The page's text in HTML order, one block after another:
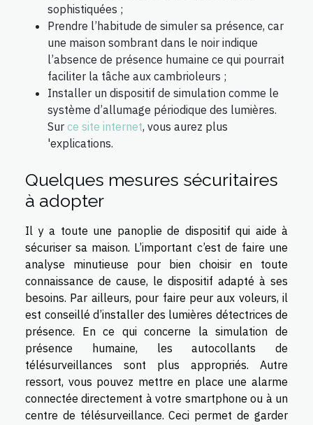
sophistiquées ;
Prendre l’habitude de simuler sa présence, car
une maison sombrant dans le noir indique
l’absence de présence humaine ce qui pourrait
faciliter la tâche aux cambrioleurs ;
Installer un dispositif de simulation comme le
système d’allumage périodique des lumières.
Sur ce site internet, vous aurez plus
'explications.
Quelques mesures sécuritaires
à adopter
Il y a toute une panoplie de dispositif qui aide à
sécuriser sa maison. L’important c’est de faire une
analyse minutieuse pour bien choisir en toute
connaissance de cause, le dispositif adapté à ses
besoins. Par ailleurs, pour faire peur aux voleurs, il
est conseillé d’installer des lumières détectrices de
présence. En ce qui concerne la simulation de
présence humaine, les autocollants de
télésurveillances sont plus appropriés. Autre
ressort, vous pouvez mettre en place une alarme
connectée directement à votre smartphone ou à un
centre de télésurveillance. Ceci permet de garder